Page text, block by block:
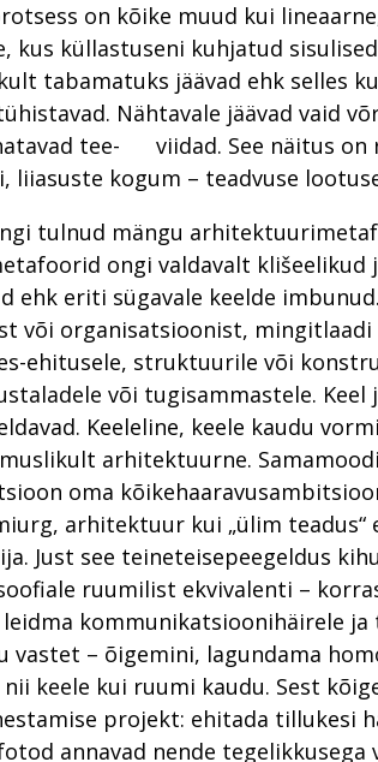
on kõike muud kui
kus küllastuseni kuhjatud
tabamatuks jäävad ehk selles
Nähtavale jäävad vaid
tee- viidad. See näitus
liiasuste kogum – teadvuse
tulnud mängu
ongi valdavalt klišeelikud
ehk eriti sügavale keelde
või organisatsioonist,
ehitusele, struktuurile või
või tugisammastele.
Keeleline, keele kaudu
arhitektuurne.
oma
arhitektuur kui „ülim teadus“
Just see teineteisepeegeldus
ruumilist ekvivalenti –
leidma kommunikatsioonihäirele
vastet – õigemini, lagundama
keele kui ruumi kaudu. Sest
projekt: ehitada tillukesi
annavad nende tegelikkusega